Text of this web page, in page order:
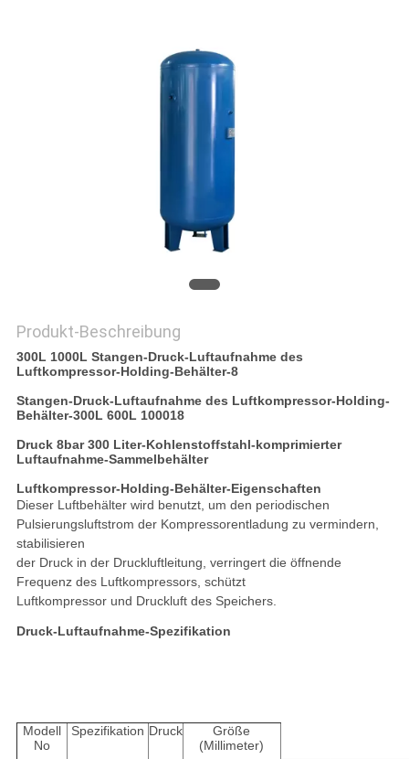
DATENSCHUTZRICHTLINIE
Produkt-Beschreibung
300L 1000L Stangen-Druck-Luftaufnahme des
Luftkompressor-Holding-Behälter-8
Stangen-Druck-Luftaufnahme des Luftkompressor-Holding-
Behälter-300L 600L 100018
Druck 8bar 300 Liter-Kohlenstoffstahl-komprimierter
Luftaufnahme-Sammelbehälter
Luftkompressor-Holding-Behälter-Eigenschaften
Dieser Luftbehälter wird benutzt, um den periodischen
Pulsierungsluftstrom der Kompressorentladung zu vermindern,
stabilisieren
der Druck in der Druckluftleitung, verringert die öffnende
Frequenz des Luftkompressors, schützt
Luftkompressor und Druckluft des Speichers.
Druck-Luftaufnahme-Spezifikation
Modell
No
Spezifikation Druck
Größe
(Millimeter)